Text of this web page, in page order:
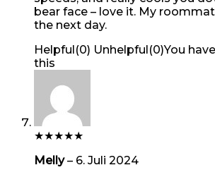
bear face – love it. My
the next day.
Helpful(0) Unhelpful(0)You
this
★★★★★
Melly– 6. Juli 2024